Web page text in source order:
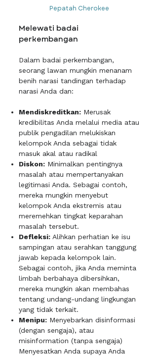
Pepatah Cherokee
Melewati badai
perkembangan
Dalam badai perkembangan,
seorang lawan mungkin menanam
benih narasi tandingan terhadap
narasi Anda dan:
Mendiskreditkan: Merusak
kredibilitas Anda melalui media atau
publik pengadilan melukiskan
kelompok Anda sebagai tidak
masuk akal atau radikal
Diskon: Minimalkan pentingnya
masalah atau mempertanyakan
legitimasi Anda. Sebagai contoh,
mereka mungkin menyebut
kelompok Anda ekstremis atau
meremehkan tingkat keparahan
masalah tersebut.
Defleksi: Alihkan perhatian ke isu
sampingan atau serahkan tanggung
jawab kepada kelompok lain.
Sebagai contoh, jika Anda meminta
limbah berbahaya dibersihkan,
mereka mungkin akan membahas
tentang undang-undang lingkungan
yang tidak terkait.
Menipu: Menyebarkan disinformasi
(dengan sengaja), atau
misinformation (tanpa sengaja)
Menyesatkan Anda supaya Anda